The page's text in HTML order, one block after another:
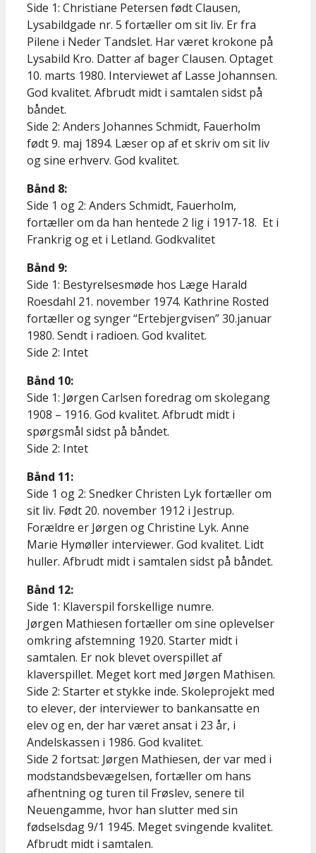
Side 1: Christiane Petersen født Clausen,
Lysabildgade nr. 5 fortæller om sit liv. Er fra
Pilene i Neder Tandslet. Har været krokone på
Lysabild Kro. Datter af bager Clausen. Optaget
10. marts 1980. Interviewet af Lasse Johannsen.
God kvalitet. Afbrudt midt i samtalen sidst på
båndet.
Side 2: Anders Johannes Schmidt, Fauerholm
født 9. maj 1894. Læser op af et skriv om sit liv
og sine erhverv. God kvalitet.
Bånd 8:
Side 1 og 2: Anders Schmidt, Fauerholm,
fortæller om da han hentede 2 lig i 1917-18. Et i
Frankrig og et i Letland. Godkvalitet
Bånd 9:
Side 1: Bestyrelsesmøde hos Læge Harald
Roesdahl 21. november 1974. Kathrine Rosted
fortæller og synger “Ertebjergvisen” 30.januar
1980. Sendt i radioen. God kvalitet.
Side 2: Intet
Bånd 10:
Side 1: Jørgen Carlsen foredrag om skolegang
1908 – 1916. God kvalitet. Afbrudt midt i
spørgsmål sidst på båndet.
Side 2: Intet
Bånd 11:
Side 1 og 2: Snedker Christen Lyk fortæller om
sit liv. Født 20. november 1912 i Jestrup.
Forældre er Jørgen og Christine Lyk. Anne
Marie Hymøller interviewer. God kvalitet. Lidt
huller. Afbrudt midt i samtalen sidst på båndet.
Bånd 12:
Side 1: Klaverspil forskellige numre.
Jørgen Mathiesen fortæller om sine oplevelser
omkring afstemning 1920. Starter midt i
samtalen. Er nok blevet overspillet af
klaverspillet. Meget kort med Jørgen Mathisen.
Side 2: Starter et stykke inde. Skoleprojekt med
to elever, der interviewer to bankansatte en
elev og en, der har været ansat i 23 år, i
Andelskassen i 1986. God kvalitet.
Side 2 fortsat: Jørgen Mathiesen, der var med i
modstandsbevægelsen, fortæller om hans
afhentning og turen til Frøslev, senere til
Neuengamme, hvor han slutter med sin
fødselsdag 9/1 1945. Meget svingende kvalitet.
Afbrudt midt i samtalen.